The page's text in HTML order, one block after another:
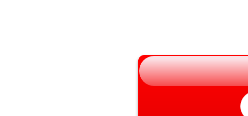
和歌山県